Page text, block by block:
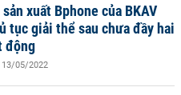
xuất Bphone của BKAV
tục giải thể sau chưa đầy hai
động
13/05/2022